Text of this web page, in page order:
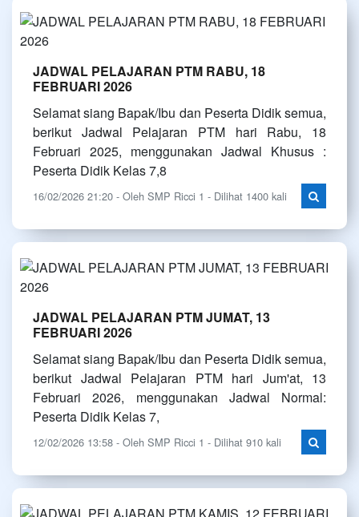
JADWAL PELAJARAN PTM RABU, 18
FEBRUARI 2026
Selamat siang Bapak/Ibu dan Peserta Didik semua,
berikut Jadwal Pelajaran PTM hari Rabu, 18
Februari 2025, menggunakan Jadwal Khusus :
Peserta Didik Kelas 7,8
16/02/2026 21:20 - Oleh SMP Ricci 1 - Dilihat 1400 kali
JADWAL PELAJARAN PTM JUMAT, 13
FEBRUARI 2026
Selamat siang Bapak/Ibu dan Peserta Didik semua,
berikut Jadwal Pelajaran PTM hari Jum'at, 13
Februari 2026, menggunakan Jadwal Normal:
Peserta Didik Kelas 7,
12/02/2026 13:58 - Oleh SMP Ricci 1 - Dilihat 910 kali